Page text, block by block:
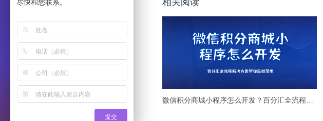
在线咨询
在线留言
返回首页
相关阅读
微信积分商城小程序怎么开发？百分汇全流程解决方案帮你高效落地
尽快和您联系。
提交